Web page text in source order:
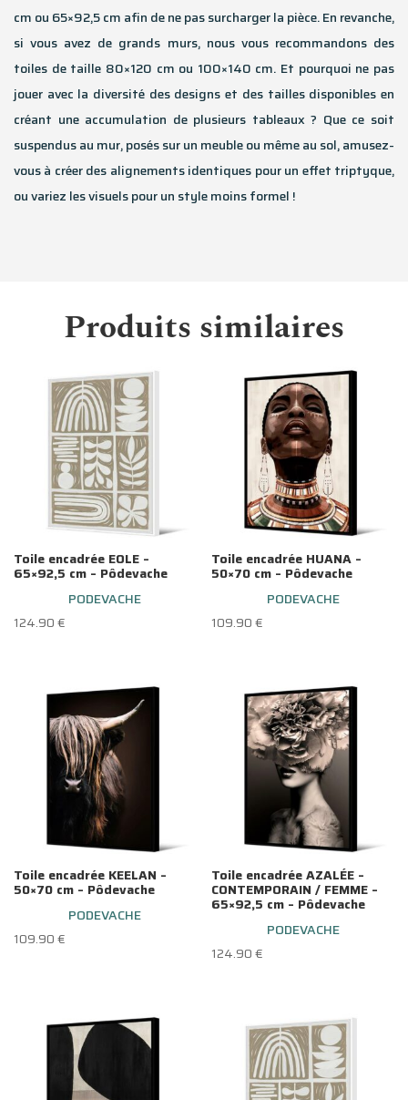
cm ou 65×92,5 cm afin de ne pas surcharger la pièce. En revanche,
si vous avez de grands murs, nous vous recommandons des
toiles de taille 80×120 cm ou 100×140 cm. Et pourquoi ne pas
jouer avec la diversité des designs et des tailles disponibles en
créant une accumulation de plusieurs tableaux ? Que ce soit
suspendus au mur, posés sur un meuble ou même au sol, amusez-
vous à créer des alignements identiques pour un effet triptyque,
ou variez les visuels pour un style moins formel !
Produits similaires
Toile encadrée EOLE –
65×92,5 cm – Pôdevache
PODEVACHE
124.90€
Toile encadrée HUANA –
50×70 cm – Pôdevache
PODEVACHE
109.90€
Toile encadrée KEELAN –
50×70 cm – Pôdevache
PODEVACHE
109.90€
Toile encadrée AZALÉE –
CONTEMPORAIN / FEMME –
65×92,5 cm – Pôdevache
PODEVACHE
124.90€